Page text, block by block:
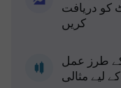
کو دریافت
کریں
کے طرز عمل
لیے مثالی